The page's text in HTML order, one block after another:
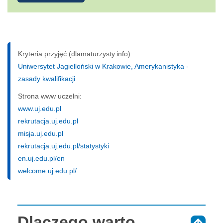
Kryteria przyjęć (dlamaturzysty.info):
Uniwersytet Jagielloński w Krakowie, Amerykanistyka -
zasady kwalifikacji
Strona www uczelni:
www.uj.edu.pl
rekrutacja.uj.edu.pl
misja.uj.edu.pl
rekrutacja.uj.edu.pl/statystyki
en.uj.edu.pl/en
welcome.uj.edu.pl/